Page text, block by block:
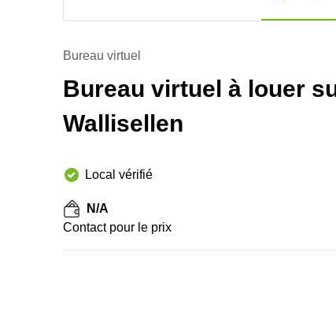
Bureau virtuel
Bureau virtuel à louer
Wallisellen
Local vérifié
N/A
Contact pour le prix